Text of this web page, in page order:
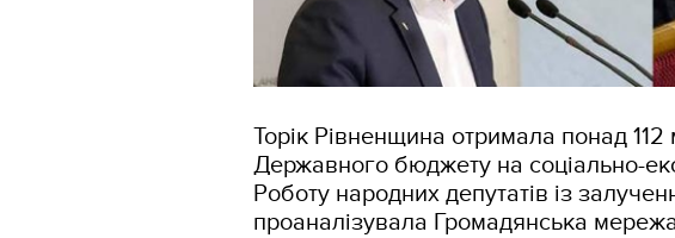
Торік Рівненщина отримала понад 112
Державного бюджету на соціально-
Роботу народних депутатів із
проаналізувала Громадянська